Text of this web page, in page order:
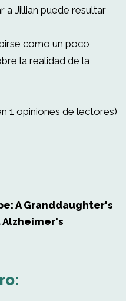
a Jillian puede resultar
como un poco
la realidad de la
1 opiniones de lectores)
A Granddaughter's